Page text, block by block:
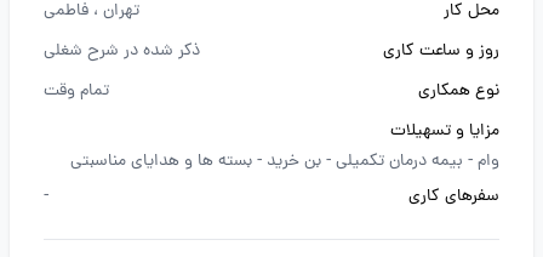
محل کار
تهران ، فاطمی
روز و ساعت کاری
ذکر شده در شرح شغلی
نوع همکاری
تمام وقت
مزایا و تسهیلات
وام - بیمه درمان تکمیلی -بن خرید -بسته ها و هدایای مناسبتی
سفرهای کاری
-